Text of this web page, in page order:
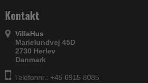
Kontakt
VillaHus
Marielundvej 45D
2730 Herlev
Danmark
Telefonnr.: +45 6915 8085